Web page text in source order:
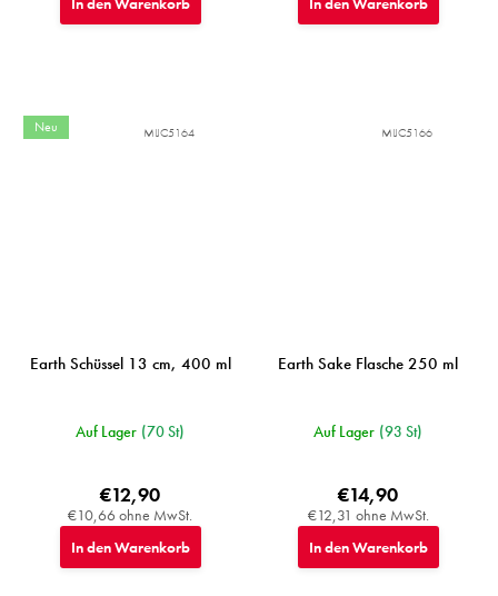
Neu
Earth Schüssel 13 cm, 400 ml
Auf Lager (70 St)
€10,66 ohne MwSt.
€12,90
In den Warenkorb
MIJC5164
Earth Sake Flasche 250 ml
Auf Lager (93 St)
€12,31 ohne MwSt.
€14,90
In den Warenkorb
MIJC5166